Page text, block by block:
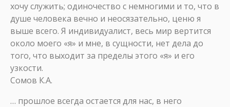
хочу служить; одиночество с немногими и то, что в
душе человека вечно и неосязательно, ценю я
выше всего. Я индивидуалист, весь мир вертится
около моего «я» и мне, в сущности, нет дела до
того, что выходит за пределы этого «я» и его
узкости.
Сомов К.А.
… прошлое всегда остается для нас, в него